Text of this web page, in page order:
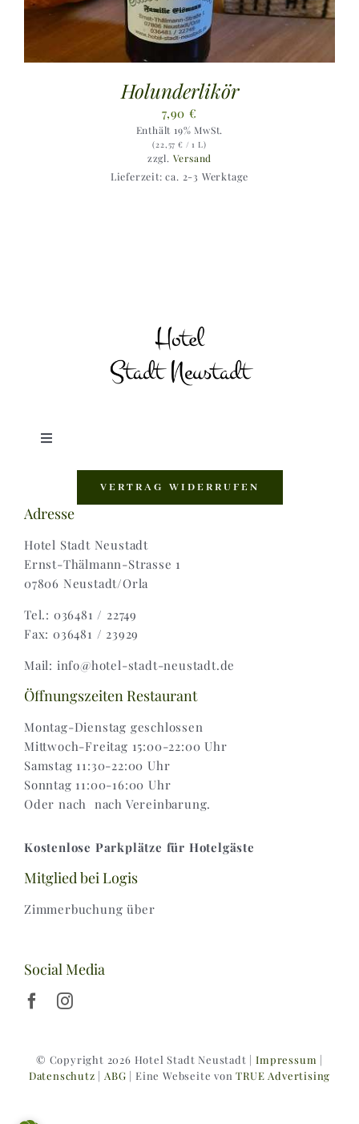
Holunderlikör
7,90€
Enthält 19% MwSt.
(22,57€ / 1 L)
zzgl. Versand
Lieferzeit: ca. 2-3 Werktage
Toggle
Zahlungsweisen |
Widerruf |
Versand & Lieferung
VERTRAG WIDERRUFEN
Adresse
Hotel Stadt Neustadt
Ernst-Thälmann-Strasse 1
07806 Neustadt/Orla
Tel.: 036481 / 22749
Fax: 036481 / 23929
Mail: info@hotel-stadt-neustadt.de
Öffnungszeiten Restaurant
Montag-Dienstag geschlossen
Mittwoch-Freitag 15:00-22:00 Uhr
Samstag 11:30-22:00 Uhr
Sonntag 11:00-16:00 Uhr
Oder nach nach Vereinbarung.
Kostenlose Parkplätze für Hotelgäste
Mitglied bei Logis
Zimmerbuchung über
Social Media
© Copyright 2026 Hotel Stadt Neustadt | Impressum |
Datenschutz | ABG | Eine Webseite vonTRUE Advertising